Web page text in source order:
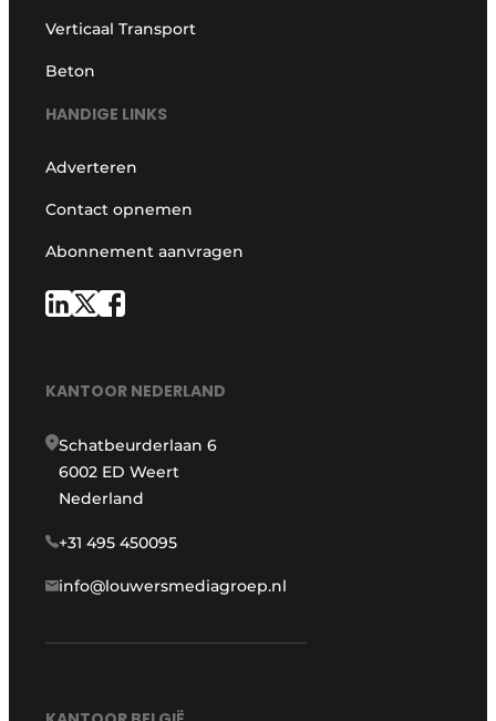
Verticaal Transport
Beton
HANDIGE LINKS
Adverteren
Contact opnemen
Abonnement aanvragen
KANTOOR NEDERLAND
Schatbeurderlaan 6
6002 ED Weert
Nederland
+31 495 450095
info@louwersmediagroep.nl